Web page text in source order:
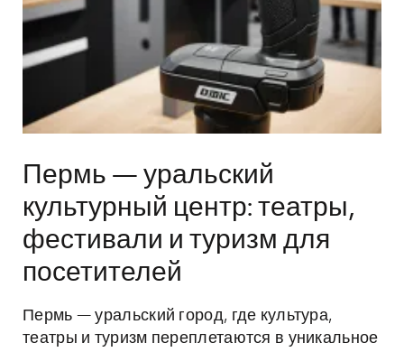
Пермь — уральский
культурный центр: театры,
фестивали и туризм для
посетителей
Пермь — уральский город, где культура,
театры и туризм переплетаются в уникальное